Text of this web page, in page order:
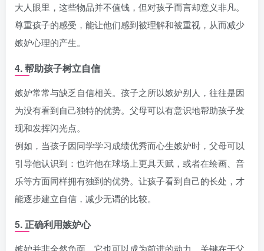
大人眼里，这些物品并不值钱，但对孩子而言却意义非凡。
尊重孩子的感受，能让他们感到被理解和被重视，从而减少
嫉妒心理的产生。
4. 帮助孩子树立自信
嫉妒常常与缺乏自信相关。孩子之所以嫉妒别人，往往是因
为没有看到自己独特的优势。父母可以有意识地帮助孩子发
现和发挥闪光点。
例如，当孩子因同学学习成绩优秀而心生嫉妒时，父母可以
引导他认识到：也许他在球场上更具天赋，或者在绘画、音
乐等方面同样拥有独到的优势。让孩子看到自己的长处，才
能逐步建立自信，减少无谓的比较。
5. 正确利用嫉妒心
嫉妒并非全然负面，它也可以成为前进的动力。关键在于父